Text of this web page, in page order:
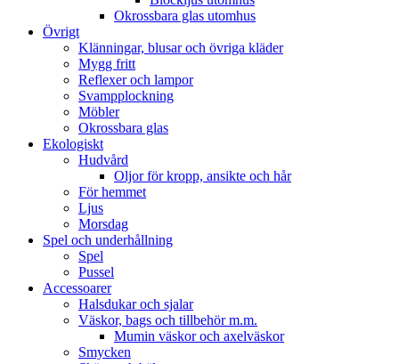
Okrossbara glas utomhus
Övrigt
Klänningar, blusar och övriga kläder
Mygg fritt
Reflexer och lampor
Svampplockning
Möbler
Okrossbara glas
Ekologiskt
Hudvård
Oljor för kropp, ansikte och hår
För hemmet
Ljus
Morsdag
Spel och underhållning
Spel
Pussel
Accessoarer
Halsdukar och sjalar
Väskor, bags och tillbehör m.m.
Mumin väskor och axelväskor
Smycken